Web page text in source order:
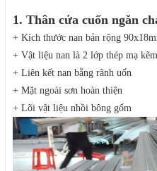
1. Thân cửa cuốn ngăn
+ Kích thước nan bản rộng
+ Vật liệu nan là 2 lớp thép mạ
+ Liên kết nan bằng rãnh uốn
+ Mặt ngoài sơn hoàn thiện
+ Lõi vật liệu nhồi bông gốm